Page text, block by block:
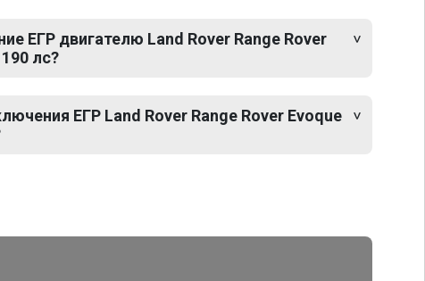
ЕГР двигателю Land Rover Range Rover
лс?
ЕГР Land Rover Range Rover Evoque